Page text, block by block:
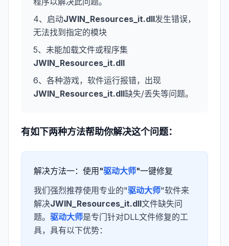
4、启动JWIN_Resources_it.dll发生错误，
无法找到指定的模块
5、未能加载文件或程序集
JWIN_Resources_it.dll
6、各种游戏，软件运行报错，出现
JWIN_Resources_it.dll缺失/丢失等问题。
有如下两种方法帮助你解决这个问题：
解决方法一：使用"驱动大师"一键修复
我们强烈推荐使用专业的"驱动大师"软件来
解决JWIN_Resources_it.dll文件缺失问
题。 驱动大师是专门针对DLL文件修复的工
具，具有以下优势：